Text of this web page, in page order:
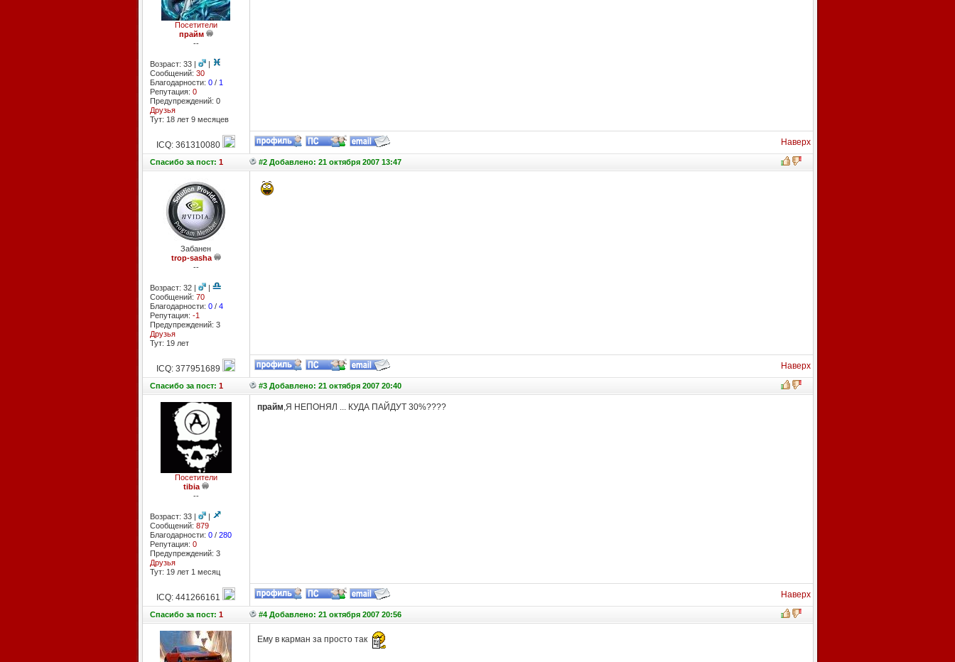
Посетители
прайм
--
Возраст: 33 |
|
Сообщений: 30
Благодарности: 0/ 1
Репутация: 0
Предупреждений: 0
Друзья
Тут: 18 лет 9 месяцев
ICQ: 361310080 Наверх
Спасибоза пост: 1 #2 Добавлено: 21 октября 2007 13:47
Забанен
trop-sasha
--
Возраст: 32 |
|
Сообщений: 70
Благодарности: 0/ 4
Репутация: -1
Предупреждений: 3
Друзья
Тут: 19 лет
ICQ: 377951689 Наверх
Спасибоза пост: 1 #3 Добавлено: 21 октября 2007 20:40
Посетители
tibia
--
Возраст: 33 |
|
Сообщений: 879
Благодарности: 0/ 280
Репутация: 0
Предупреждений: 3
Друзья
Тут: 19 лет 1 месяц
прайм,Я НЕПОНЯЛ ... КУДА ПАЙДУТ 30%????
ICQ: 441266161 Наверх
Спасибоза пост: 1 #4 Добавлено: 21 октября 2007 20:56
Ему в карман за просто так